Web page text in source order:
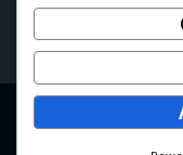
Copyright ©